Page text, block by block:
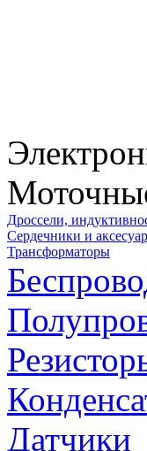
Дроссели,
Сердечники и
Трансформаторы
Датчики